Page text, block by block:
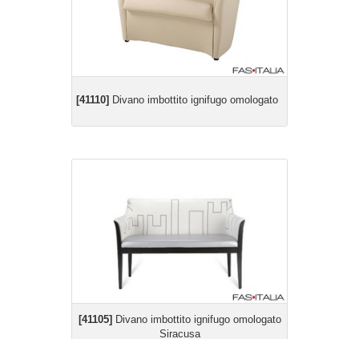
[41110] Divano imbottito ignifugo omologato
[41105]Divano imbottito ignifugo omologato
Siracusa